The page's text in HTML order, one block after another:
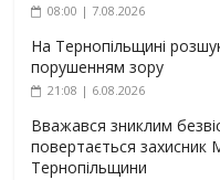
08:00 | 7.08.2026
На Тернопільщині
порушенням зору
21:08 | 6.08.2026
Вважався зниклим
повертається
Тернопільщини